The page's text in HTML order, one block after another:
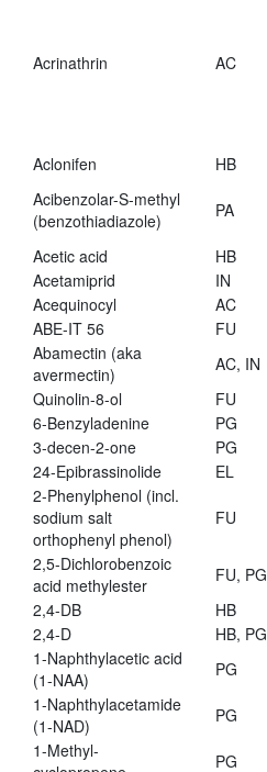
Acrinathrin AC
Aclonifen HB
Acibenzolar-S-methyl
(benzothiadiazole)
PA
Acetic acid
HB
Acetamiprid
IN
Acequinocyl
AC
ABE-IT 56
FU
Abamectin (aka
avermectin)
AC, IN
Quinolin-8-ol
FU
6-Benzyladenine
PG
3-decen-2-one
PG
24-Epibrassinolide
EL
2-Phenylphenol (incl.
sodium salt
orthophenyl phenol)
FU
2,5-Dichlorobenzoic
acid methylester
FU, PG
2,4-DB
HB
2,4-D
HB, PG
1-Naphthylacetic acid
(1-NAA)
PG
1-Naphthylacetamide
(1-NAD)
PG
1-Methyl-
PG